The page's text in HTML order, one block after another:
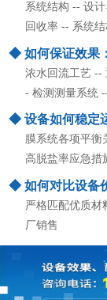
系统结构 -- 设
回收率 -- 系统
◆ 如何保证效果：
浓水回流工艺 --
- 检测测量系统
◆ 设备如何稳定
膜系统各项平衡
高脱盐率应急措
◆ 如何对比设备
严格匹配优质材
厂销售